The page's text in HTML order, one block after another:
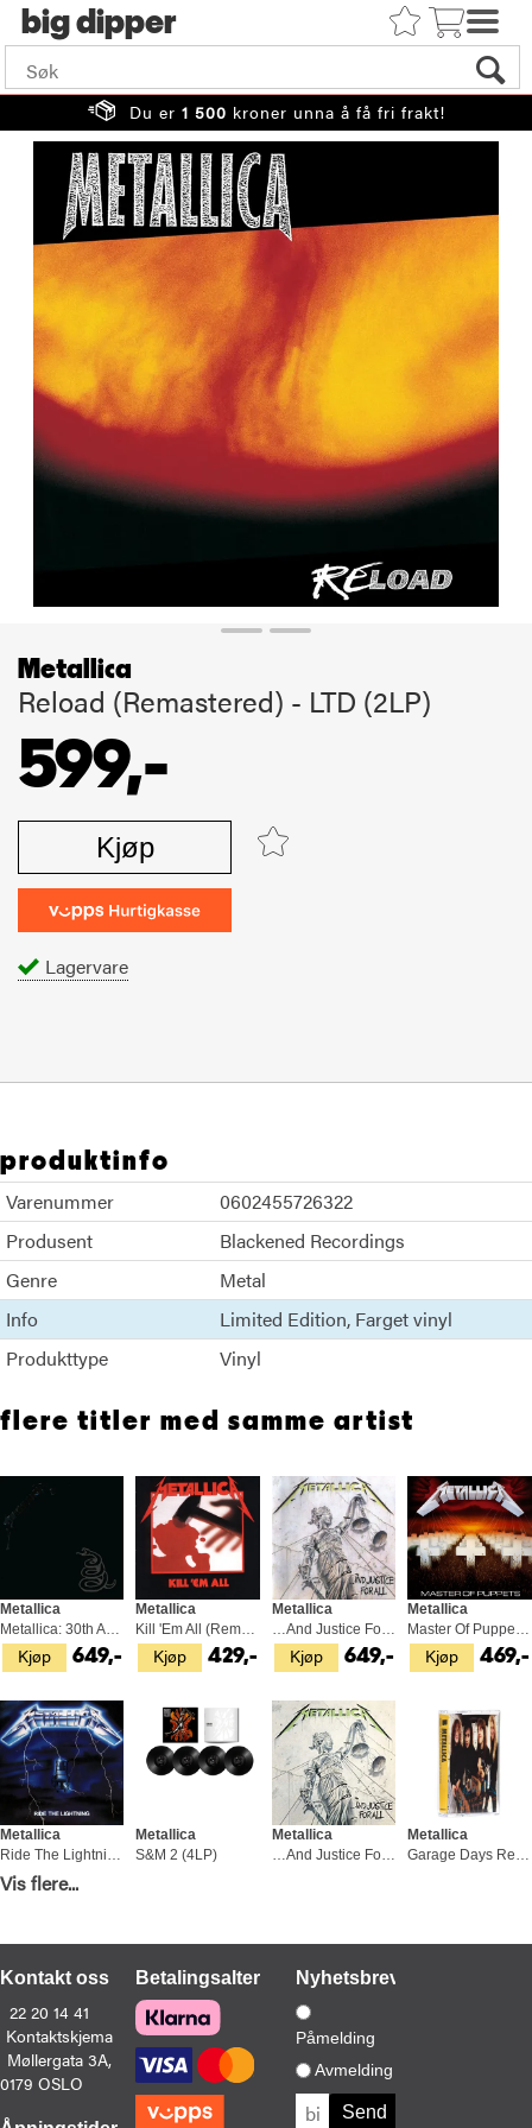
big
Du er 1 500 kroner unna å få fri frakt!
Metallica
Reload (Remastered) - LTD (2LP)
599,-
Kjøp
Lagervare
produktinfo
Varenummer
0602455726322
Produsent
Blackened Recordings
Genre
Metal
Info
Limited Edition Farget vinyl
Produkttype
Vinyl
flere titler med samme artist
Kjøp
Metallica
Metallica: 30th Anniversary… (2LP)
649,- Kjøp
Metallica
Kill 'Em All (Remaster) (LP)
429,- Kjøp
Metallica
…And Justice For All - LTD (2LP)
649,- Kjøp
Metallica
Master Of Puppets (LP)
469,-
Kjøp
Metallica
429,-
Metallica
S&M 2 (4LP)
Metallica
…And Justice For All (CD)
Metallica
Metallica
Kjøp
Metallica
Reload (Remastered) Deluxe Box Set (5LP)
3 799,- Kjøp
Metallica
Kill 'Em All (CD)
149,-
Vis flere...
Kontakt oss
22 20 14 41
Kontaktskjema
Møllergata 3A,
0179 OSLO
BetalingsalternativerNyhetsbrev
Påmelding
Avmelding